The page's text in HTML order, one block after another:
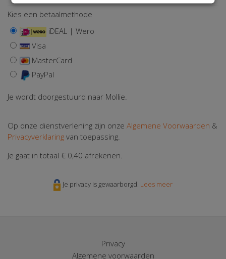
Kies een betaalmethode
iDEAL | Wero
Visa
MasterCard
PayPal
Je wordt doorgestuurd naar Mollie.
Op onze dienstverlening zijn onze Algemene Voorwaarden &
Privacyverklaring van toepassing.
Je gaat in totaal € 0,40 afrekenen.
Je privacy is gewaarborgd. Lees meer
Privacy
Algemene voorwaarden